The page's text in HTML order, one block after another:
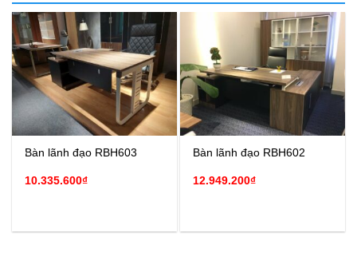
Bàn lãnh đạo RBH603
10.335.600₫
Bàn lãnh đạo RBH602
12.949.200₫